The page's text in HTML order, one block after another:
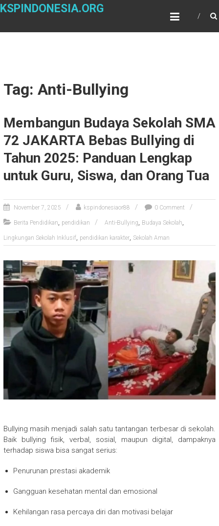
Skip
KSPINDONESIA.ORG
Tag: Anti-Bullying
Membangun Budaya Sekolah SMA
72 JAKARTA Bebas Bullying di
Tahun 2025: Panduan Lengkap
untuk Guru, Siswa, dan Orang Tua
November 7, 2025 kspindonesiaor88 0 Comment
Berita Pendidikan, pendidikan Anti-Bullying, Budaya Sekolah,
Lingkungan Sekolah Inklusif, pendidikan karakter, Sekolah Aman
Bullying masih menjadi salah satu tantangan terbesar di sekolah.
Baik bullying fisik, verbal, sosial, maupun digital, dampaknya
terhadap siswa bisa sangat serius:
Penurunan prestasi akademik
Gangguan kesehatan mental dan emosional
Kehilangan rasa percaya diri dan motivasi belajar